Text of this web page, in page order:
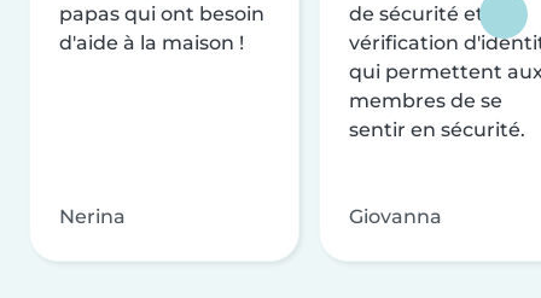
papas qui ont besoin
d'aide à la maison !
Nerina
de sécurité et de
vérification
qui permettent
membres de se
sentir en sécurité.
Giovanna